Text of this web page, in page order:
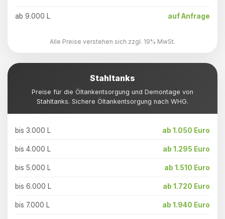
ab 9.000 L auf Anfrage
Alle Preise verstehen sich zzgl. 19% MwSt.
Stahltanks
Preise für die Öltankentsorgung und Demontage von
Stahltanks. Sichere Öltankentsorgung nach WHG.
bis 3.000 L ab 1.050 Euro
bis 4.000 L ab 1.295 Euro
bis 5.000 L ab 1.510 Euro
bis 6.000 L ab 1.720 Euro
bis 7.000 L ab 1.940 Euro